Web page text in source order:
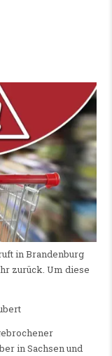
in Brandenburg
zurück. Um diese
in Sachsen und